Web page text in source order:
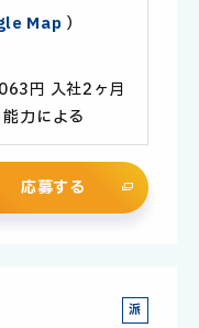
Map ）
円 入社2ヶ月
力による
応募する
派